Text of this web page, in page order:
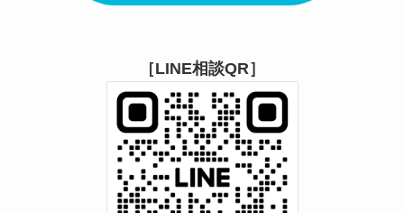
［LINE相談QR］